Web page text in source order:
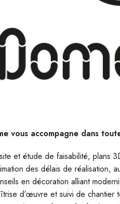
vous accompagne dans
et étude de faisabilité, plans
des délais de réalisation,
en décoration alliant
d’œuvre et suivi de chantier